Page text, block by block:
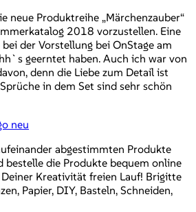
neue Produktreihe „Märchenzauber“
2018 vorzustellen. Eine
der Vorstellung bei OnStage am
geerntet haben. Auch ich war von
denn die Liebe zum Detail ist
in dem Set sind sehr schön
abgestimmten Produkte
bestelle die Produkte bequem online
Kreativität freien Lauf! Brigitte
Papier, DIY, Basteln, Schneiden,